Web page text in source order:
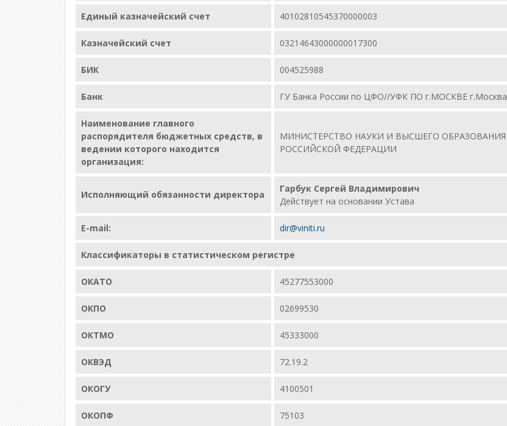
Единый казначейский счет 40102810545370000003
Казначейский счет 03214643000000017300
БИК 004525988
Банк ГУ Банка России по ЦФО//УФК ПО г.МОСКВЕ г.Москва
Наименование главного
распорядителя бюджетных средств, в
ведении которого находится
организация:
МИНИСТЕРСТВО НАУКИ И ВЫСШЕГО ОБРАЗОВАНИЯ
РОССИЙСКОЙ ФЕДЕРАЦИИ
Исполняющий обязанности директора
Гарбук Сергей Владимирович
Действует на основании Устава
E-mail: dir@viniti.ru
Классификаторы в статистическом регистре
ОКАТО 45277553000
ОКПО 02699530
ОКТМО 45333000
ОКВЭД 72.19.2
ОКОГУ 4100501
ОКОПФ 75103